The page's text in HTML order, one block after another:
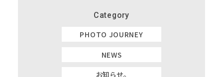
Category
PHOTO JOURNEY
NEWS
お知らせ。